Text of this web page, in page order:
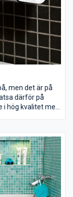
men det är på
därför på
hög kvalitet med
av blandare
inredning du